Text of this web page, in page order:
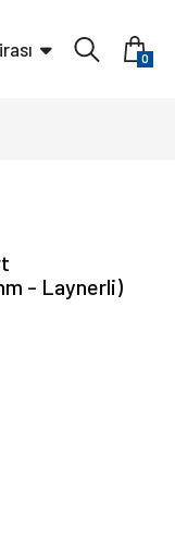
0
- Laynerli)